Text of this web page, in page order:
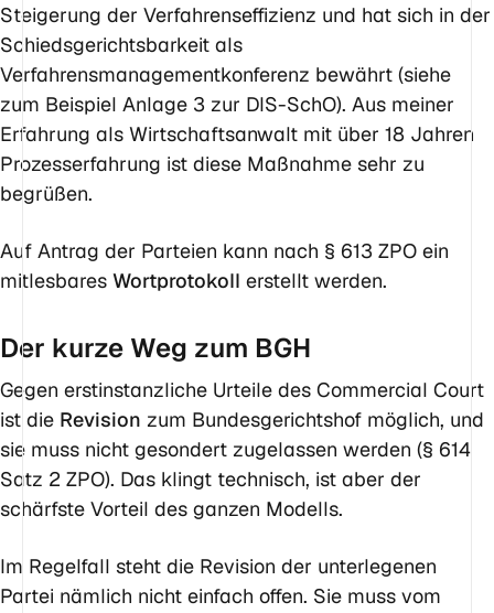
Steigerung der Verfahrenseffizienz und hat sich in der
Schiedsgerichtsbarkeit als
Verfahrensmanagementkonferenz bewährt (siehe
zum Beispiel Anlage 3 zur DIS-SchO). Aus meiner
Erfahrung als Wirtschaftsanwalt mit über 18 Jahren
Prozesserfahrung ist diese Maßnahme sehr zu
begrüßen.
Auf Antrag der Parteien kann nach § 613 ZPO ein
mitlesbares Wortprotokoll erstellt werden.
Der kurze Weg zum BGH
Gegen erstinstanzliche Urteile des Commercial Court
ist die Revision zum Bundesgerichtshof möglich, und
sie muss nicht gesondert zugelassen werden (§ 614
Satz 2 ZPO). Das klingt technisch, ist aber der
schärfste Vorteil des ganzen Modells.
Im Regelfall steht die Revision der unterlegenen
Partei nämlich nicht einfach offen. Sie muss vom